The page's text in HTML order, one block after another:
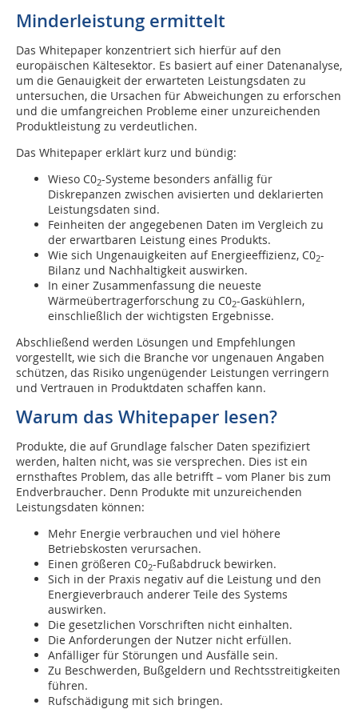
Minderleistung ermittelt
Das Whitepaper konzentriert sich hierfür auf den
europäischen Kältesektor. Es basiert auf einer Datenanalyse,
um die Genauigkeit der erwarteten Leistungsdaten zu
untersuchen, die Ursachen für Abweichungen zu erforschen
und die umfangreichen Probleme einer unzureichenden
Produktleistung zu verdeutlichen.
Das Whitepaper erklärt kurz und bündig:
Wieso C02-Systeme besonders anfällig für
Diskrepanzen zwischen avisierten und deklarierten
Leistungsdaten sind.
Feinheiten der angegebenen Daten im Vergleich zu
der erwartbaren Leistung eines Produkts.
Wie sich Ungenauigkeiten auf Energieeffizienz, C02-
Bilanz und Nachhaltigkeit auswirken.
In einer Zusammenfassung die neueste
Wärmeübertragerforschung zu C02-Gaskühlern,
einschließlich der wichtigsten Ergebnisse.
Abschließend werden Lösungen und Empfehlungen
vorgestellt, wie sich die Branche vor ungenauen Angaben
schützen, das Risiko ungenügender Leistungen verringern
und Vertrauen in Produktdaten schaffen kann.
Warum das Whitepaper lesen?
Produkte, die auf Grundlage falscher Daten spezifiziert
werden, halten nicht, was sie versprechen. Dies ist ein
ernsthaftes Problem, das alle betrifft – vom Planer bis zum
Endverbraucher. Denn Produkte mit unzureichenden
Leistungsdaten können:
Mehr Energie verbrauchen und viel höhere
Betriebskosten verursachen.
Einen größeren C02-Fußabdruck bewirken.
Sich in der Praxis negativ auf die Leistung und den
Energieverbrauch anderer Teile des Systems
auswirken.
Die gesetzlichen Vorschriften nicht einhalten.
Die Anforderungen der Nutzer nicht erfüllen.
Anfälliger für Störungen und Ausfälle sein.
Zu Beschwerden, Bußgeldern und Rechtsstreitigkeiten
führen.
Rufschädigung mit sich bringen.